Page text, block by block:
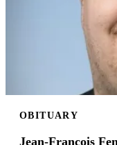
OBITUARY
Jean-François